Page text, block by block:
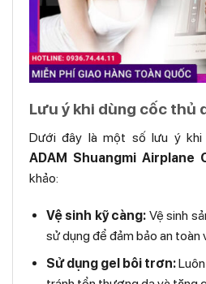
Lưu ý khi dùng cốc thủ
Dưới đây là một số lưu ý khi
ADAM Shuangmi Airplane
khảo:
Vệ sinh kỹ càng: Vệ sinh
sử dụng để đảm bảo an toàn
Sử dụng gel bôi trơn: